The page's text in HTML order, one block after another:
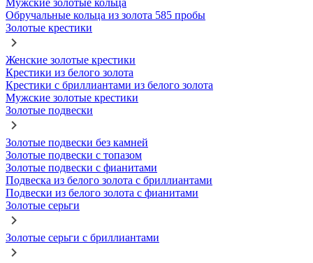
Мужские золотые кольца
Обручальные кольца из золота 585 пробы
Золотые крестики
Женские золотые крестики
Крестики из белого золота
Крестики с бриллиантами из белого золота
Мужские золотые крестики
Золотые подвески
Золотые подвески без камней
Золотые подвески с топазом
Золотые подвески с фианитами
Подвеска из белого золота с бриллиантами
Подвески из белого золота с фианитами
Золотые серьги
Золотые серьги с бриллиантами